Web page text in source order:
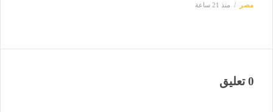
مصر منذ 21 ساعة
0 تعليق